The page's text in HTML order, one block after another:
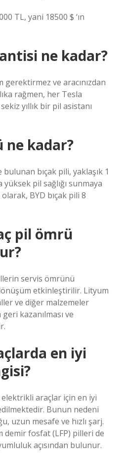
TL, yani 18500 $ ‘ın
ne kadar?
gerektirmez ve aracınızdan
rağmen, her Tesla
sekiz yıllık bir pil asistanı
ne kadar?
bıçak pili, yaklaşık 1
pil sağlığı sunmaya
BYD bıçak pili 8
pil ömrü
servis ömrünü
etkinleştirilir. Lityum
ve diğer malzemeler
kazanılması ve
en iyi
araçlar için en iyi
Bunun nedeni
uzun mesafe ve hızlı şarj.
fosfat (LFP) pilleri de
açısından bulunur.